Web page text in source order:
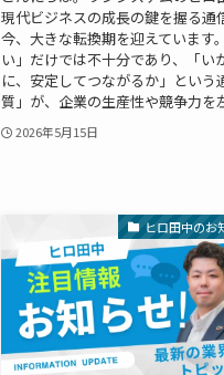
現代ビジネスの成長の鍵を握る通
今、大きな転換期を迎えています
い」だけでは不十分であり、「い
に、安定してつながるか」という
質」が、企業の生産性や競争力を
2026年5月15日
ヒロ田中のお